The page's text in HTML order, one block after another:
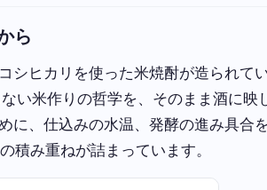
ら
シヒカリを使った米焼酎が造られて
い米作りの哲学を、そのまま酒に映
に、仕込みの水温、発酵の進み具合
積み重ねが詰まっています。